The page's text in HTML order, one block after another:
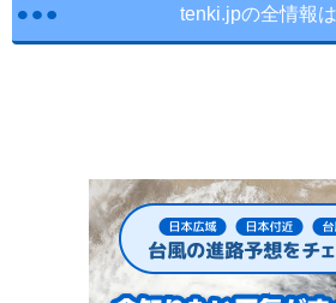
tenki.jpの全情報